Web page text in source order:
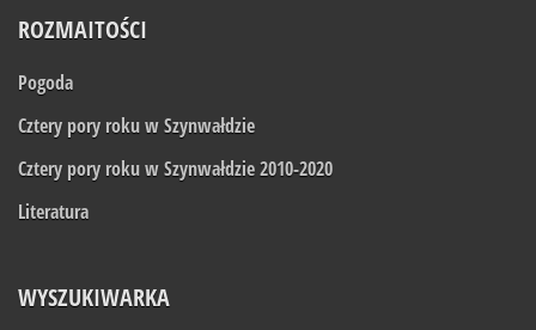
ROZMAITOŚCI
Pogoda
Cztery pory roku w Szynwałdzie
Cztery pory roku w Szynwałdzie 2010-2020
Literatura
WYSZUKIWARKA